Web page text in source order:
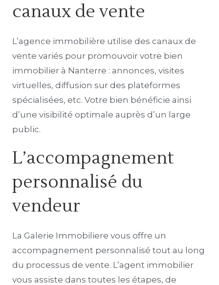
canaux de vente
L’agence immobilière utilise des canaux de
vente variés pour promouvoir votre bien
immobilier à Nanterre : annonces, visites
virtuelles, diffusion sur des plateformes
spécialisées, etc. Votre bien bénéficie ainsi
d’une visibilité optimale auprès d’un large
public.
L’accompagnement
personnalisé du
vendeur
La Galerie Immobiliere vous offre un
accompagnement personnalisé tout au long
du processus de vente. L’agent immobilier
vous assiste dans toutes les étapes, de